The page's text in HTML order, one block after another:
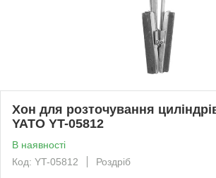
Хон для розточування
YATO YT-05812
В наявності
Код: YT-05812
Роздріб